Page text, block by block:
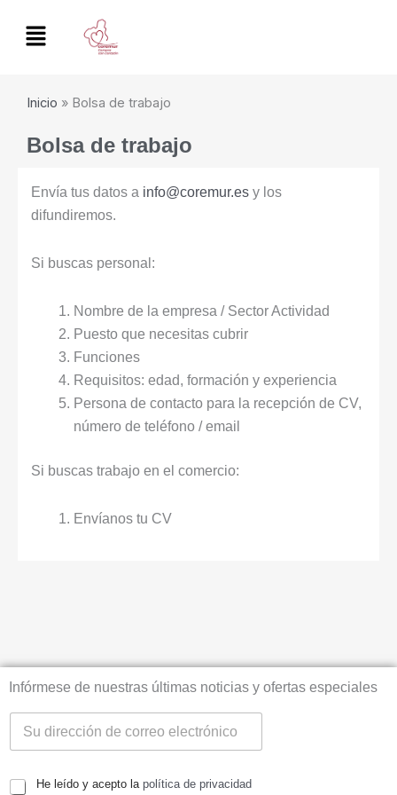
Inicio » Bolsa de trabajo
Bolsa de trabajo
Envía tus datos a info@coremur.es y los
difundiremos.
Si buscas personal:
Nombre de la empresa / Sector Actividad
Puesto que necesitas cubrir
Funciones
Requisitos: edad, formación y experiencia
Persona de contacto para la recepción de CV,
número de teléfono / email
Si buscas trabajo en el comercio:
Envíanos tu CV
Infórmese de nuestras últimas noticias y ofertas especiales
He leído y acepto la política de privacidad